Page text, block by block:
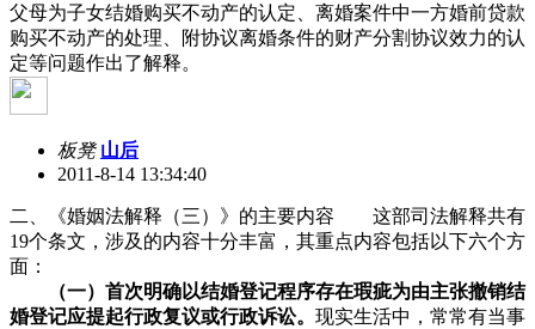
父母为子女结婚购买不动产的认定、离婚案件中一方婚前贷款
购买不动产的处理、附协议离婚条件的财产分割协议效力的认
定等问题作出了解释。
板凳 山后
2011-8-14 13:34:40
二、《婚姻法解释（三）》的主要内容 这部司法解释共有
19个条文，涉及的内容十分丰富，其重点内容包括以下六个方
面：
（一）首次明确以结婚登记程序存在瑕疵为由主张撤销结
婚登记应提起行政复议或行政诉讼。 现实生活中，常常有当事